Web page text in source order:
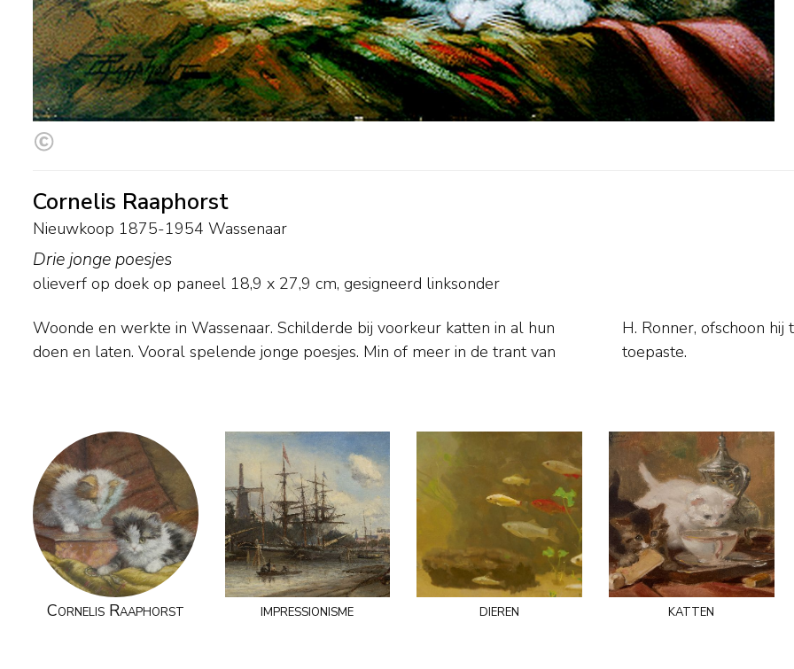
Cornelis Raaphorst
Nieuwkoop 1875-1954 Wassenaar
Drie jonge poesjes
olieverf op doek op paneel 18,9 x 27,9 cm, gesigneerd linksonder
Woonde en werkte in Wassenaar. Schilderde bij voorkeur katten in al hun
doen en laten. Vooral spelende jonge poesjes. Min of meer in de trant van
H. Ronner, ofschoon hij toch weer een geheel eigen stijl van schilderen
toepaste.
Cornelis Raaphorst impressionisme dieren katten